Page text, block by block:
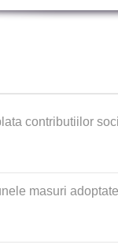
contributiilor
masuri